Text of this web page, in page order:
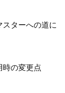
スターへの道に
時の変更点